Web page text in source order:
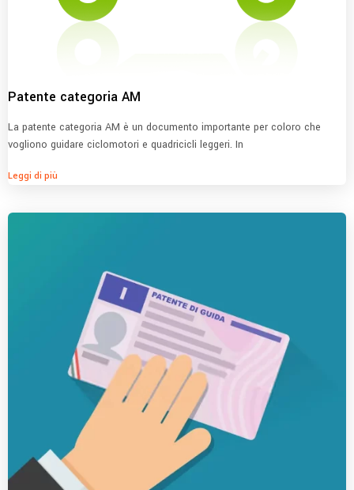
Patente categoria AM
La patente categoria AM è un documento importante per coloro che
vogliono guidare ciclomotori e quadricicli leggeri. In
Leggi di più